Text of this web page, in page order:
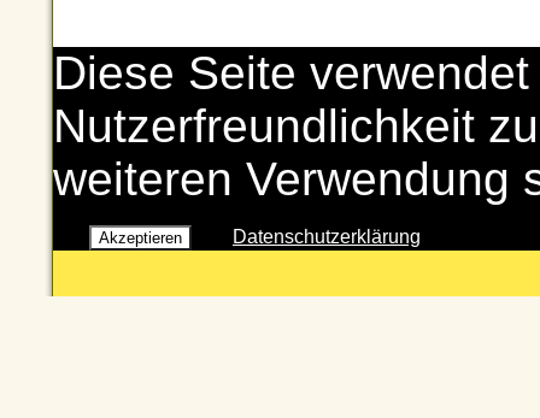
Diese Seite
Nutzerfreundlichkeit
weiteren Verwendung
Akzeptieren Datenschutzerklärung